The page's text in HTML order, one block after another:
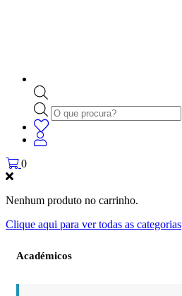
Products
search
0
Nenhum produto no carrinho.
Clique aqui para ver todas as categorias
Académicos